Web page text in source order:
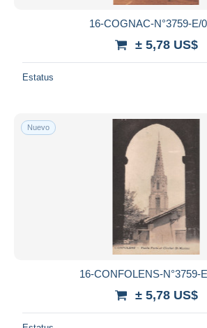
16-COGNAC-N°3759-E/
± 5,78 US$
Estatus
Nuevo
16-CONFOLENS-N°3759-
± 5,78 US$